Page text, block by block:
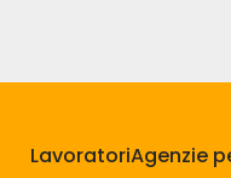
LavoratoriAgenzie